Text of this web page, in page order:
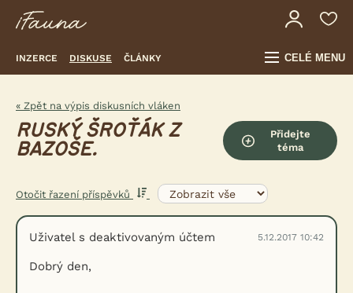
INZERCE DISKUSE ČLÁNKY CELÉ MENU
« Zpět na výpis diskusních vláken
RUSKÝ ŠROŤÁK Z
BAZOŠE.
Přidejte
téma
Otočit řazení příspěvků
Uživatel s deaktivovaným účtem 5.12.2017 10:42
Dobrý den,